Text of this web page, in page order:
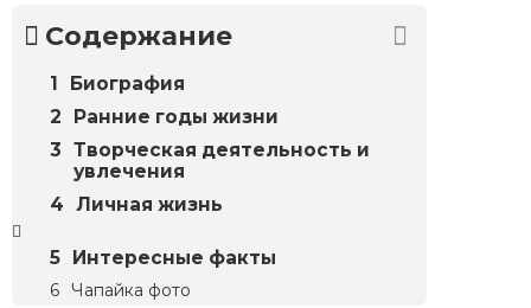
Содержание
Биография
Ранние годы жизни
Творческая деятельность и
увлечения
Личная жизнь
Интересные факты
Чапайка фото